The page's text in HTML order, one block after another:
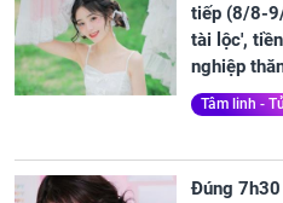
tiếp (8/8-
tài lộc',
nghiệp
Tâm linh -
Đúng